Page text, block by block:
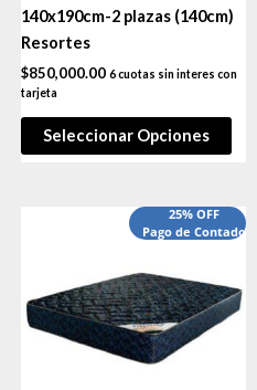
140x190cm-2 plazas (140cm)
Resortes
$850,000.00 6 cuotas sin interes con
tarjeta
Seleccionar Opciones
25% OFF
Pago de Contado